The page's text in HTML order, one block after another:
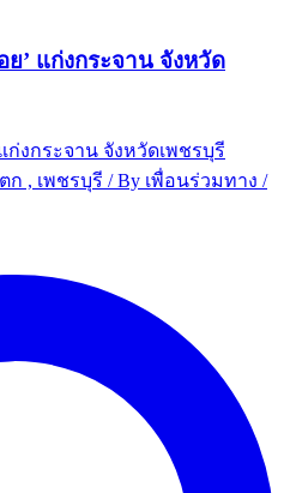
ย’ แก่งกระจาน จังหวัด
ก่งกระจาน จังหวัดเพชรบุรี
ก , เพชรบุรี / By เพื่อนร่วมทาง /